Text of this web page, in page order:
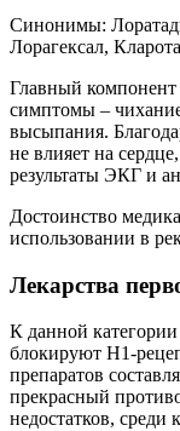
Синонимы:
Лорагексал,
Главный компонент
симптомы –
высыпания.
не влияет на
результаты ЭКГ и
Достоинство
использовании в
Лекарства
К данной
блокируют Н1-
препаратов
прекрасный
недостатков, среди